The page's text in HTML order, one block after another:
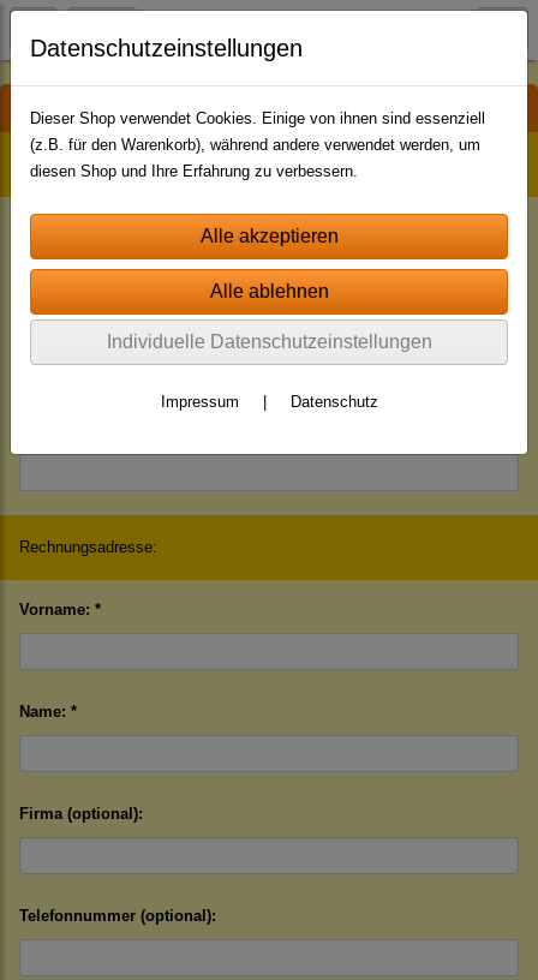
Registrierung
Account-Informationen:
Passwort: *
Rechnungsadresse:
Vorname: *
Name: *
Firma (optional):
Telefonnummer (optional):
Datenschutzeinstellungen
Dieser Shop verwendet Cookies. Einige von ihnen sind essenziell
(z.B. für den Warenkorb), während andere verwendet werden, um
diesen Shop und Ihre Erfahrung zu verbessern.
Individuelle Datenschutzeinstellungen
Impressum Datenschutz